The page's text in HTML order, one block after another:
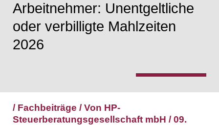
Steuerkanzlei
Rechtsanwaltskanzlei
Über Uns
Arbeitnehmer: Unentgeltliche
oder verbilligte Mahlzeiten
2026
/ Fachbeiträge / Von HP-
Steuerberatungsgesellschaft mbH / 09.